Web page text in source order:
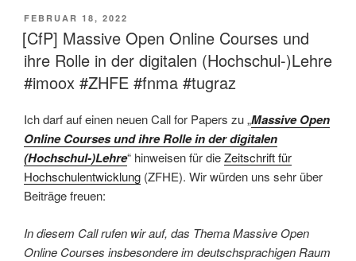
VERÖFFENTLICHT
AM
FEBRUAR 18, 2022
[CfP] Massive Open Online Courses und
ihre Rolle in der digitalen (Hochschul-)Lehre
#imoox #ZHFE #fnma #tugraz
Ich darf auf einen neuen Call for Papers zu „Massive Open
Online Courses und ihre Rolle in der digitalen
(Hochschul-)Lehre“ hinweisen für dieZeitschrift für
Hochschulentwicklung (ZFHE). Wir würden uns sehr über
Beiträge freuen:
In diesem Call rufen wir auf, das Thema Massive Open
Online Courses insbesondere im deutschsprachigen Raum